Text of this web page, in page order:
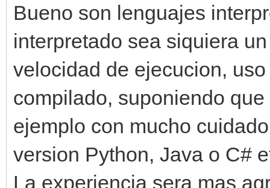
Bueno son lenguajes
interpretado sea siquiera
velocidad de ejecucion,
compilado, suponiendo
ejemplo con mucho
version Python, Java o C#
La experiencia sera mas